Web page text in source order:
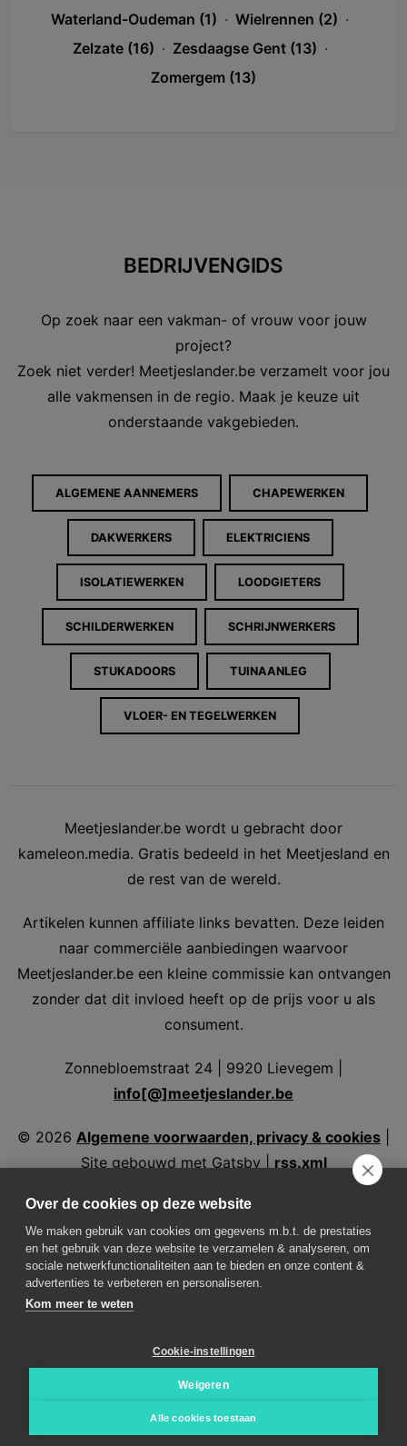
Waterland-Oudeman (1) · Wielrennen (2) ·
Zelzate (16) · Zesdaagse Gent (13) ·
Zomergem (13)
BEDRIJVENGIDS
Op zoek naar een vakman- of vrouw voor jouw
project?
Zoek niet verder! Meetjeslander.be verzamelt voor jou
alle vakmensen in de regio. Maak je keuze uit
onderstaande vakgebieden.
ALGEMENE AANNEMERS CHAPEWERKEN
DAKWERKERS ELEKTRICIENS
ISOLATIEWERKEN LOODGIETERS
SCHILDERWERKEN SCHRIJNWERKERS
STUKADOORS TUINAANLEG
VLOER- EN TEGELWERKEN
Meetjeslander.be wordt u gebracht door
kameleon.media. Gratis bedeeld in het Meetjesland en
de rest van de wereld.
Artikelen kunnen affiliate links bevatten. Deze leiden
naar commerciële aanbiedingen waarvoor
Meetjeslander.be een kleine commissie kan ontvangen
zonder dat dit invloed heeft op de prijs voor u als
consument.
Zonnebloemstraat 24 | 9920 Lievegem |
info[@]meetjeslander.be
© 2026 Algemene voorwaarden, privacy & cookies
Site gebouwd met Gatsby | rss.xml
Volg ons
Weer in Maldegem
Weer in Sint-Laureins
Over de cookies op deze website
We maken gebruik van cookies om gegevens m.b.t. de prestaties
en het gebruik van deze website te verzamelen & analyseren, om
sociale netwerkfunctionaliteiten aan te bieden en onze content &
advertenties te verbeteren en personaliseren.
Kom meer te weten
Cookie-instellingen
Weigeren
Alle cookies toestaan